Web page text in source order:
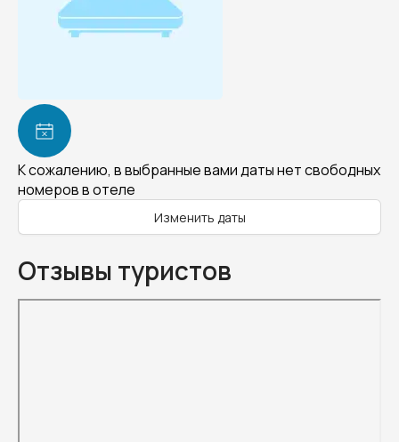
К сожалению, в выбранные вами даты нет свободных
номеров в отеле
Изменить даты
Отзывы туристов